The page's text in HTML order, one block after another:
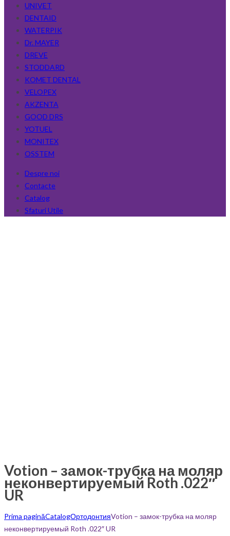
UNIVET
DENTAID
WATERPIK
Dr. MAYER
DREVE
STODDARD
KOMET DENTAL
VELOPEX
AKZENTA
GOOD DRS
YOTUEL
MONITEX
OSSTEM
Despre noi
Contacte
Catalog
Sfaturi Utile
Votion – замок-трубка на моляр
неконвертируемый Roth .022″
UR
Prima paginăCatalogОртодонтияVotion – замок-трубка на моляр
неконвертируемый Roth .022″ UR